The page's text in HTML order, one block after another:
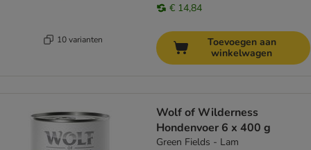
10 varianten
€ 14,84
Toevoegen aan
winkelwagen
Wolf of Wilderness
Hondenvoer 6 x 400 g
Green Fields - Lam